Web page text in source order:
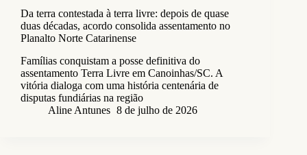
Da terra contestada à terra livre: depois de quase
duas décadas, acordo consolida assentamento no
Planalto Norte Catarinense
Famílias conquistam a posse definitiva do
assentamento Terra Livre em Canoinhas/SC. A
vitória dialoga com uma história centenária de
disputas fundiárias na região
Aline Antunes 8 de julho de 2026